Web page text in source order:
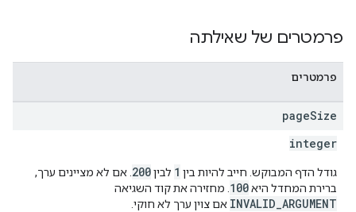
פרמטרים של שאילתה
פרמטרים
pageSize
integer
גודל הדף המבוקש. חייב להיות בין 1 לבין200 . אם לא מציינים ערך,
ברירת המחדל היא100 . מחזירה את קוד השגיאה
INVALID_ARGUMENT אם צוין ערך לא חוקי.